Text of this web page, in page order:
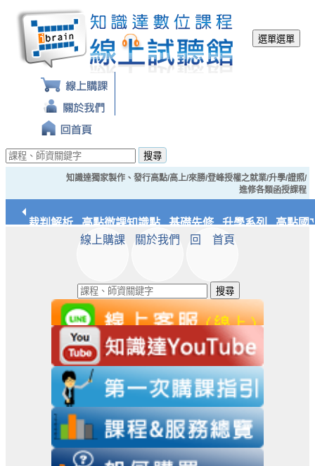
選單選單
搜尋
知識達獨家製作、發行高點/高上/來勝/登峰授權之就業/升學/證照/
進修各類函授課程
經典裁判解析 高點微課知識點 基礎先修 升學系列 高點國
知識達文化
線上購課 關於我們 回 首頁
搜尋